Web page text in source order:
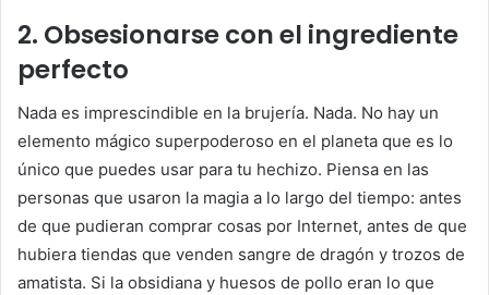
2. Obsesionarse con el ingrediente
perfecto
Nada es imprescindible en la brujería. Nada. No hay un
elemento mágico superpoderoso en el planeta que es lo
único que puedes usar para tu hechizo. Piensa en las
personas que usaron la magia a lo largo del tiempo: antes
de que pudieran comprar cosas por Internet, antes de que
hubiera tiendas que venden sangre de dragón y trozos de
amatista. Si la obsidiana y huesos de pollo eran lo que